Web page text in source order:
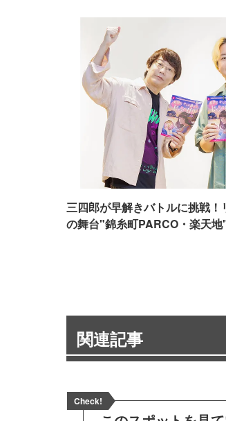
三四郎が早解きバトルに挑戦
の舞台"錦糸町PARCO・楽天地
関連記事
Check!